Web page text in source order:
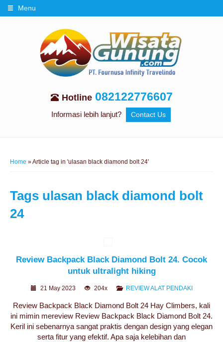
Menu
Hotline 082122776607
Informasi lebih lanjut? Contact Us
Home »Article tag in 'ulasan black diamond bolt 24'
Tags ulasan black diamond bolt
24
Review Backpack Black Diamond Bolt 24. Cocok
untuk ultralight hiking
21 May 2023 204x REVIEW ALAT PENDAKI
Review Backpack Black Diamond Bolt 24 Hay Climbers, kali
ini mimin mereview Review Backpack Black Diamond Bolt 24.
Keril ini sebenarnya sangat praktis dengan design yang elegan
serta fitur yang efektif. Apa saja kelebihan dan